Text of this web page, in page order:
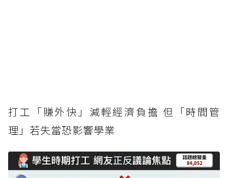
打工「賺外快」減輕經濟負擔 但「時間管
理」若失當恐影響學業